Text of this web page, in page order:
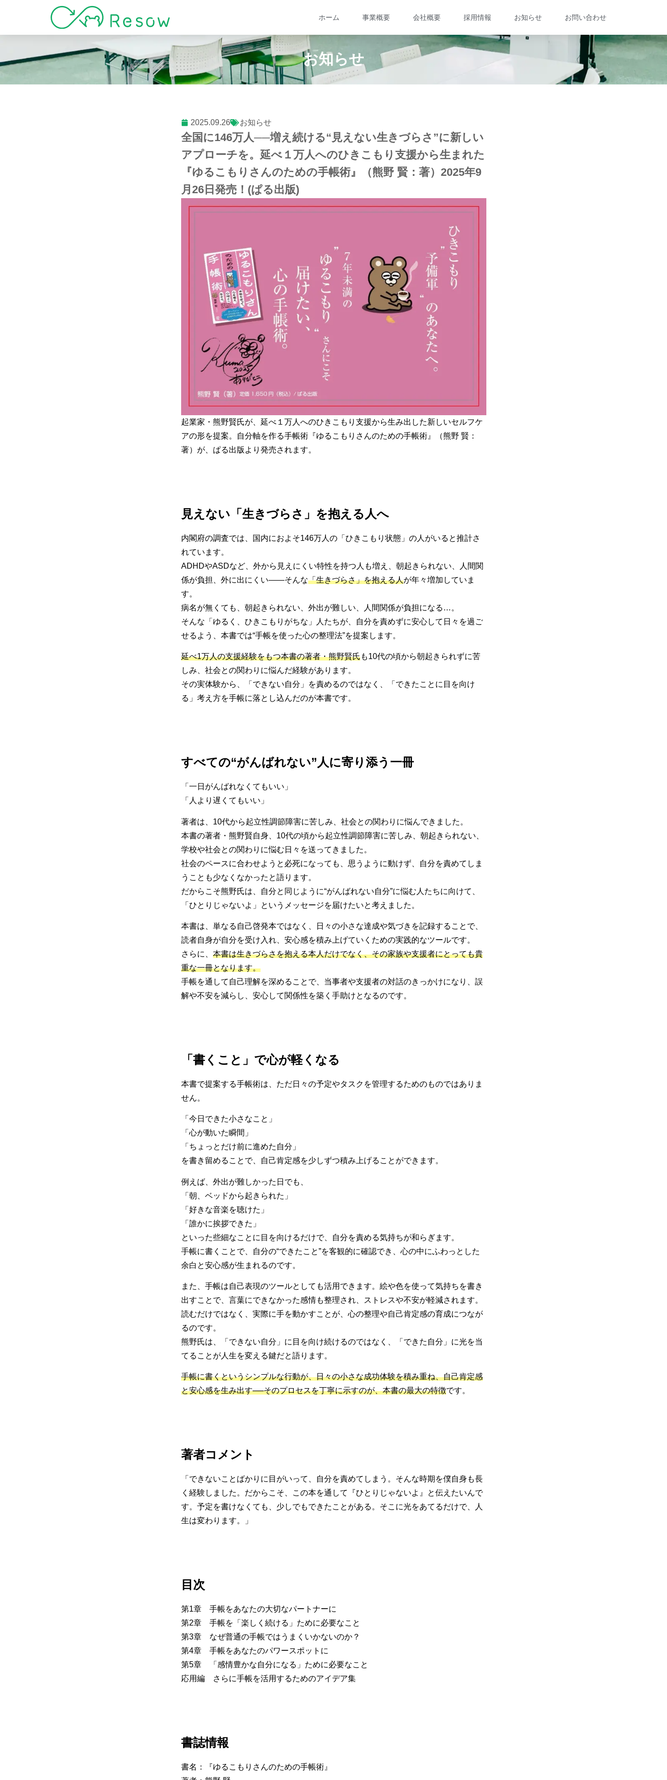
ホーム 事業概要 会社概要 採用情報 お知らせ お問い合わせ
お知らせ
2025.09.26 お知らせ
全国に146万人──増え続ける“見えない生きづらさ”に新しい
アプローチを。延べ１万人へのひきこもり支援から生まれた
『ゆるこもりさんのための手帳術』（熊野 賢：著）2025年9
月26日発売！(ぱる出版)
起業家・熊野賢氏が、延べ１万人へのひきこもり支援から生み出した新しいセルフケ
アの形を提案。自分軸を作る手帳術『ゆるこもりさんのための手帳術』（熊野 賢：
著）が、ぱる出版より発売されます。
見えない「生きづらさ」を抱える人へ
内閣府の調査では、国内におよそ146万人の「ひきこもり状態」の人がいると推計さ
れています。
ADHDやASDなど、外から見えにくい特性を持つ人も増え、朝起きられない、人間関
係が負担、外に出にくい――そんな「生きづらさ」を抱える人が年々増加していま
す。
病名が無くても、朝起きられない、外出が難しい、人間関係が負担になる…。
そんな「ゆるく、ひきこもりがちな」人たちが、自分を責めずに安心して日々を過ご
せるよう、本書では“手帳を使った心の整理法”を提案します。
延べ1万人の支援経験をもつ本書の著者・熊野賢氏も10代の頃から朝起きられずに苦
しみ、社会との関わりに悩んだ経験があります。
その実体験から、「できない自分」を責めるのではなく、「できたことに目を向け
る」考え方を手帳に落とし込んだのが本書です。
すべての“がんばれない”人に寄り添う一冊
「一日がんばれなくてもいい」
「人より遅くてもいい」
著者は、10代から起立性調節障害に苦しみ、社会との関わりに悩んできました。
本書の著者・熊野賢自身、10代の頃から起立性調節障害に苦しみ、朝起きられない、
学校や社会との関わりに悩む日々を送ってきました。
社会のペースに合わせようと必死になっても、思うように動けず、自分を責めてしま
うことも少なくなかったと語ります。
だからこそ熊野氏は、自分と同じように“がんばれない自分”に悩む人たちに向けて、
「ひとりじゃないよ」というメッセージを届けたいと考えました。
本書は、単なる自己啓発本ではなく、日々の小さな達成や気づきを記録することで、
読者自身が自分を受け入れ、安心感を積み上げていくための実践的なツールです。
さらに、 本書は生きづらさを抱える本人だけでなく、その家族や支援者にとっても貴
重な一冊となります。
手帳を通して自己理解を深めることで、当事者や支援者の対話のきっかけになり、誤
解や不安を減らし、安心して関係性を築く手助けとなるのです。
「書くこと」で心が軽くなる
本書で提案する手帳術は、ただ日々の予定やタスクを管理するためのものではありま
せん。
「今日できた小さなこと」
「心が動いた瞬間」
「ちょっとだけ前に進めた自分」
を書き留めることで、自己肯定感を少しずつ積み上げることができます。
例えば、外出が難しかった日でも、
「朝、ベッドから起きられた」
「好きな音楽を聴けた」
「誰かに挨拶できた」
といった些細なことに目を向けるだけで、自分を責める気持ちが和らぎます。
手帳に書くことで、自分の“できたこと”を客観的に確認でき、心の中にふわっとした
余白と安心感が生まれるのです。
また、手帳は自己表現のツールとしても活用できます。絵や色を使って気持ちを書き
出すことで、言葉にできなかった感情も整理され、ストレスや不安が軽減されます。
読むだけではなく、実際に手を動かすことが、心の整理や自己肯定感の育成につなが
るのです。
熊野氏は、「できない自分」に目を向け続けるのではなく、「できた自分」に光を当
てることが人生を変える鍵だと語ります。
手帳に書くというシンプルな行動が、日々の小さな成功体験を積み重ね、自己肯定感
と安心感を生み出す──そのプロセスを丁寧に示すのが、本書の最大の特徴です。
著者コメント
「できないことばかりに目がいって、自分を責めてしまう。そんな時期を僕自身も長
く経験しました。だからこそ、この本を通して『ひとりじゃないよ』と伝えたいんで
す。予定を書けなくても、少しでもできたことがある。そこに光をあてるだけで、人
生は変わります。」
目次
第1章 手帳をあなたの大切なパートナーに
第2章 手帳を「楽しく続ける」ために必要なこと
第3章 なぜ普通の手帳ではうまくいかないのか？
第4章 手帳をあなたのパワースポットに
第5章 「感情豊かな自分になる」ために必要なこと
応用編 さらに手帳を活用するためのアイデア集
書誌情報
書名：『ゆるこもりさんのための手帳術』